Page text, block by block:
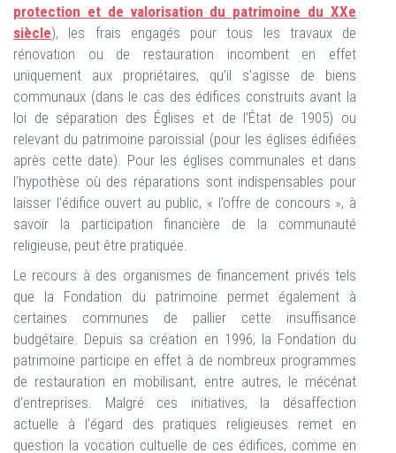
protection et de valorisation du patrimoine du XXe
siècle), les frais engagés pour tous les travaux de
rénovation ou de restauration incombent en effet
uniquement aux propriétaires, qu’il s’agisse de biens
communaux (dans le cas des édifices construits avant la
loi de séparation des Églises et de l’État de 1905) ou
relevant du patrimoine paroissial (pour les églises édifiées
après cette date). Pour les églises communales et dans
l’hypothèse où des réparations sont indispensables pour
laisser l’édifice ouvert au public, « l’offre de concours », à
savoir la participation financière de la communauté
religieuse, peut être pratiquée.
Le recours à des organismes de financement privés tels
que la Fondation du patrimoine permet également à
certaines communes de pallier cette insuffisance
budgétaire. Depuis sa création en 1996, la Fondation du
patrimoine participe en effet à de nombreux programmes
de restauration en mobilisant, entre autres, le mécénat
d’entreprises. Malgré ces initiatives, la désaffection
actuelle à l’égard des pratiques religieuses remet en
question la vocation cultuelle de ces édifices, comme en